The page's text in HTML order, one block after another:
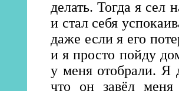
делать. Тогда я сел
и стал себя
даже если я его
и я просто пойду
у меня отобрали. Я
что он завёл